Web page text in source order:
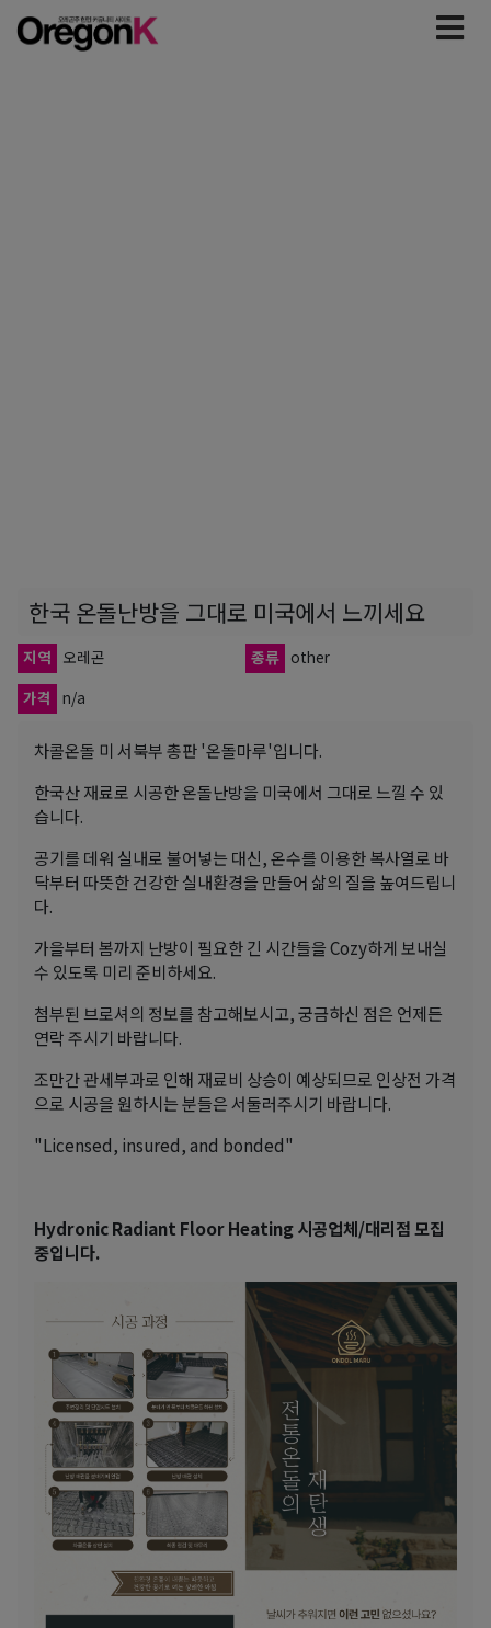
한국 온돌난방을 그대로 미국에서 느끼세요
지역 오레곤 종류 other
가격 n/a
차콜온돌 미 서북부 총판 '온돌마루'입니다.
한국산 재료로 시공한 온돌난방을 미국에서 그대로 느낄 수 있
습니다.
공기를 데워 실내로 불어넣는 대신, 온수를 이용한 복사열로 바
닥부터 따뜻한 건강한 실내환경을 만들어 삶의 질을 높여드립니
다.
가을부터 봄까지 난방이 필요한 긴 시간들을 Cozy하게 보내실
수 있도록 미리 준비하세요.
첨부된 브로셔의 정보를 참고해보시고, 궁금하신 점은 언제든
연락 주시기 바랍니다.
조만간 관세부과로 인해 재료비 상승이 예상되므로 인상전 가격
으로 시공을 원하시는 분들은 서둘러주시기 바랍니다.
"Licensed, insured, and bonded"
Hydronic Radiant Floor Heating 시공업체/대리점 모집
중입니다.